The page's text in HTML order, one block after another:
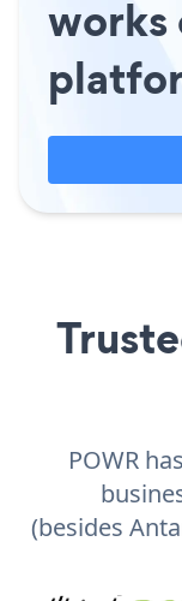
works
POWR
(besides